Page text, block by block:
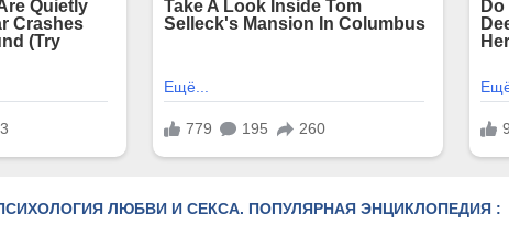
ЛЮБВИ И СЕКСА. ПОПУЛЯРНАЯ ЭНЦИКЛОПЕДИЯ :